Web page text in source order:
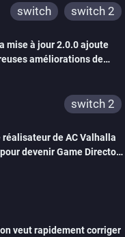
switch switch 2
mise à jour 2.0.0 ajoute
améliorations de
switch 2
réalisateur de AC Valhalla
devenir Game Director
veut rapidement corriger